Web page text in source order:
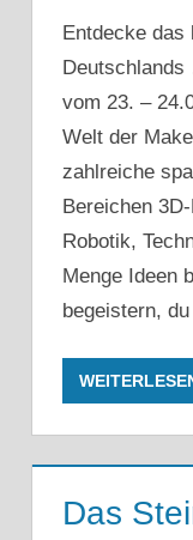
Entdecke das
vom 23. –
Welt der
zahlreiche
Bereichen
Robotik,
Menge Ideen
begeistern,
Das